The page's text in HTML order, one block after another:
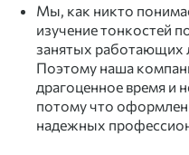
Мы, как никто
изучение тонкостей
занятых работающих
Поэтому наша
драгоценное время и
потому что
надежных